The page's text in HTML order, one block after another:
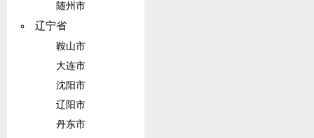
随州市
辽宁省
鞍山市
大连市
沈阳市
辽阳市
丹东市